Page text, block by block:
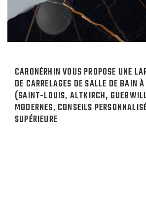
CARONÉRHIN VOUS PROPOSE UNE
DE CARRELAGES DE SALLE DE BAIN
(SAINT-LOUIS, ALTKIRCH,
MODERNES, CONSEILS
SUPÉRIEURE